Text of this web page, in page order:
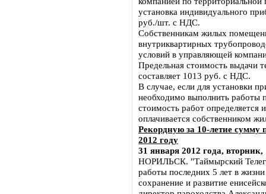
установка индивидуального
руб./шт. с НДС.
Собственникам жилых
внутриквартирных
условий в управляющей
Предельная стоимость выдачи
составляет 1013 руб. с НДС.
В случае, если для установки
необходимо выполнить работы
стоимость работ определяется
оплачивается собственником
Рекордную за 10-летие сумму
2012 году
31 января 2012 года, вторник,
НОРИЛЬСК. "Таймырский
работы последних 5 лет в
сохранение и развитие